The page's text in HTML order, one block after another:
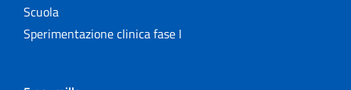
Scuola
Sperimentazione clinica fase I